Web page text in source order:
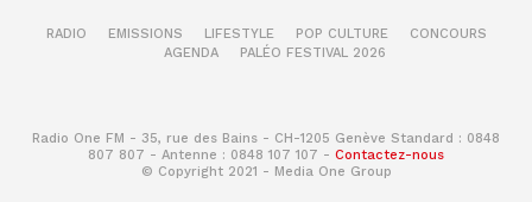
RADIO EMISSIONS LIFESTYLE POP CULTURE
CONCOURS
AGENDA
PALÉO FESTIVAL 2026
Radio One FM - 35, rue des Bains - CH-1205 Genève Standard : 0848
807 807 - Antenne : 0848 107 107 - Contactez-nous
© Copyright 2021 - Media One Group